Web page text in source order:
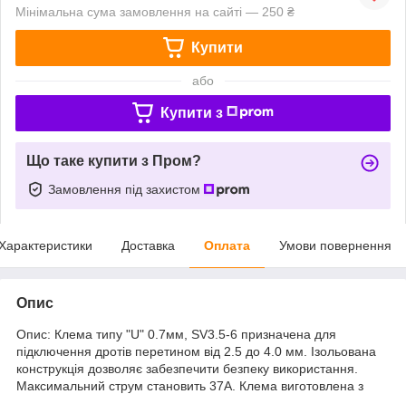
Мінімальна сума замовлення на сайті — 250 ₴
Купити
або
Купити з
Що таке купити з Пром?
Замовлення під захистом
Доставка Оплата Умови повернення
Опис
Опис: Клема типу "U" 0.7мм, SV3.5-6 призначена для
підключення дротів перетином від 2.5 до 4.0 мм. Ізольована
конструкція дозволяє забезпечити безпеку використання.
Максимальний струм становить 37А. Клема виготовлена ​​з